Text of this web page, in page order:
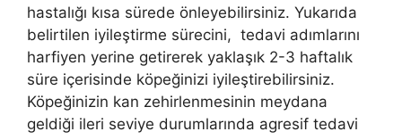
hastalığı kısa sürede önleyebilirsiniz. Yukarıda
belirtilen iyileştirme sürecini, tedavi adımlarını
harfiyen yerine getirerek yaklaşık 2-3 haftalık
süre içerisinde köpeğinizi iyileştirebilirsiniz.
Köpeğinizin kan zehirlenmesinin meydana
geldiği ileri seviye durumlarında agresif tedavi